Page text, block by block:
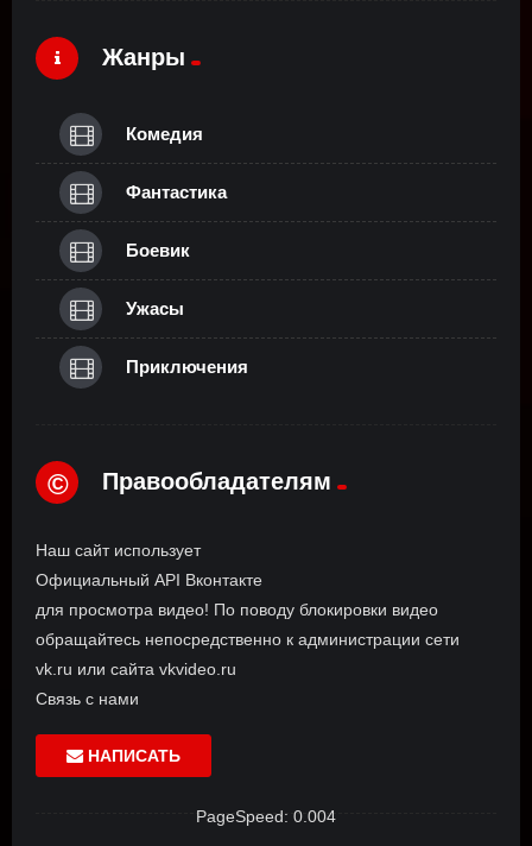
Жанры
Комедия
Фантастика
Боевик
Ужасы
Приключения
© Правообладателям
Наш сайт использует
Официальный API Вконтакте
для просмотра видео! По поводу блокировки видео
обращайтесь непосредственно к администрации сети
vk.ru или сайта vkvideo.ru
Связь с нами
НАПИСАТЬ
PageSpeed: 0.004